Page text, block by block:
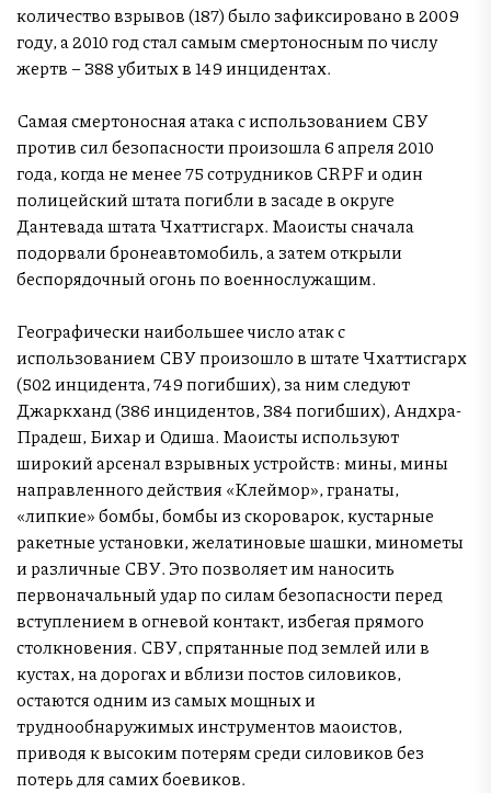
количество взрывов (187) было зафиксировано в 2009
году, а 2010 год стал самым смертоносным по числу
жертв – 388 убитых в 149 инцидентах.
Самая смертоносная атака с использованием СВУ
против сил безопасности произошла 6 апреля 2010
года, когда не менее 75 сотрудников CRPF и один
полицейский штата погибли в засаде в округе
Дантевада штата Чхаттисгарх. Маоисты сначала
подорвали бронеавтомобиль, а затем открыли
беспорядочный огонь по военнослужащим.
Географически наибольшее число атак с
использованием СВУ произошло в штате Чхаттисгарх
(502 инцидента, 749 погибших), за ним следуют
Джаркханд (386 инцидентов, 384 погибших), Андхра-
Прадеш, Бихар и Одиша. Маоисты используют
широкий арсенал взрывных устройств: мины, мины
направленного действия «Клеймор», гранаты,
«липкие» бомбы, бомбы из скороварок, кустарные
ракетные установки, желатиновые шашки, минометы
и различные СВУ. Это позволяет им наносить
первоначальный удар по силам безопасности перед
вступлением в огневой контакт, избегая прямого
столкновения. СВУ, спрятанные под землей или в
кустах, на дорогах и вблизи постов силовиков,
остаются одним из самых мощных и
труднообнаружимых инструментов маоистов,
приводя к высоким потерям среди силовиков без
потерь для самих боевиков.